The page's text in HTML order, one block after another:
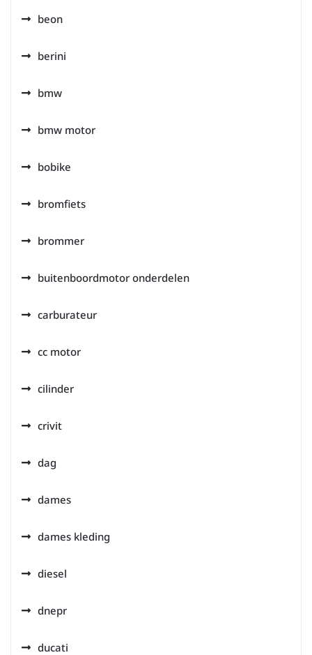
beon
berini
bmw
bmw motor
bobike
bromfiets
brommer
buitenboordmotor onderdelen
carburateur
cc motor
cilinder
crivit
dag
dames
dames kleding
diesel
dnepr
ducati